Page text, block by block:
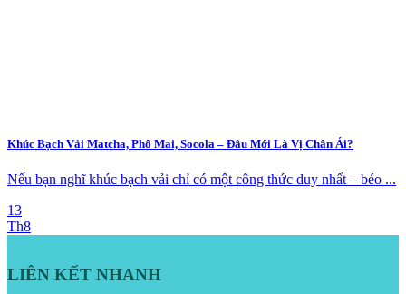
Khúc Bạch Vải Matcha, Phô Mai, Socola – Đâu Mới Là Vị Chân Ái?
Nếu bạn nghĩ khúc bạch vải chỉ có một công thức duy nhất – béo ...
13
Th8
LIÊN KẾT NHANH